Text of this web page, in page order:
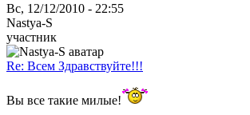
Вс, 12/12/2010 - 22:55
Nastya-S
участник
Re: Всем Здравствуйте!!!
Вы все такие милые!